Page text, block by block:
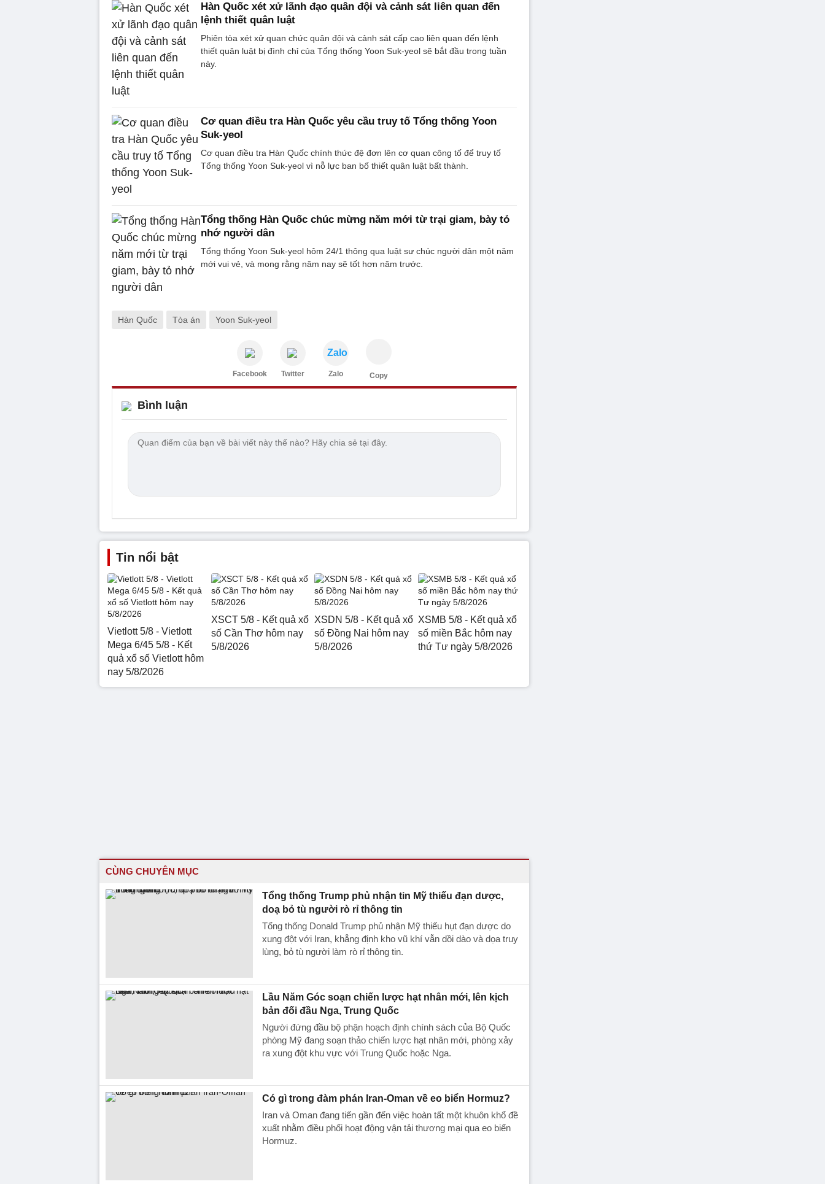
Hàn Quốc xét xử lãnh đạo quân đội và cảnh sát liên quan đến
lệnh thiết quân luật
Phiên tòa xét xử quan chức quân đội và cảnh sát cấp cao liên quan đến lệnh
thiết quân luật bị đình chỉ của Tổng thống Yoon Suk-yeol sẽ bắt đầu trong tuần
này.
Cơ quan điều tra Hàn Quốc yêu cầu truy tố Tổng thống Yoon
Suk-yeol
Cơ quan điều tra Hàn Quốc chính thức đệ đơn lên cơ quan công tố để truy tố
Tổng thống Yoon Suk-yeol vì nỗ lực ban bố thiết quân luật bất thành.
Tổng thống Hàn Quốc chúc mừng năm mới từ trại giam, bày tỏ
nhớ người dân
Tổng thống Yoon Suk-yeol hôm 24/1 thông qua luật sư chúc người dân một năm
mới vui vẻ, và mong rằng năm nay sẽ tốt hơn năm trước.
Hàn Quốc Tòa án Yoon Suk-yeol
Facebook Twitter
Zalo
Zalo Copy
Bình luận
Tin nổi bật
Vietlott 5/8 - Vietlott
Mega 6/45 5/8 - Kết
quả xổ số Vietlott hôm
nay 5/8/2026
XSCT 5/8 - Kết quả xổ
số Cần Thơ hôm nay
5/8/2026
XSDN 5/8 - Kết quả xổ
số Đồng Nai hôm nay
5/8/2026
XSMB 5/8 - Kết quả xổ
số miền Bắc hôm nay
thứ Tư ngày 5/8/2026
CÙNG CHUYÊN MỤC
Tổng thống Trump phủ nhận tin Mỹ thiếu đạn dược,
doạ bỏ tù người rò rỉ thông tin
Tổng thống Donald Trump phủ nhận Mỹ thiếu hụt đạn dược do
xung đột với Iran, khẳng định kho vũ khí vẫn dồi dào và dọa truy
lùng, bỏ tù người làm rò rỉ thông tin.
Lầu Năm Góc soạn chiến lược hạt nhân mới, lên kịch
bản đối đầu Nga, Trung Quốc
Người đứng đầu bộ phận hoạch định chính sách của Bộ Quốc
phòng Mỹ đang soạn thảo chiến lược hạt nhân mới, phòng xảy
ra xung đột khu vực với Trung Quốc hoặc Nga.
Có gì trong đàm phán Iran-Oman về eo biển Hormuz?
Iran và Oman đang tiến gần đến việc hoàn tất một khuôn khổ đề
xuất nhằm điều phối hoạt động vận tải thương mại qua eo biển
Hormuz.